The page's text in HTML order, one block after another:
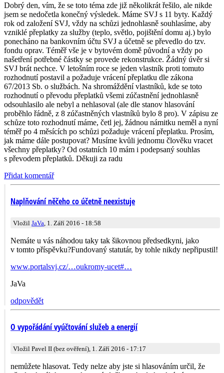
Dobrý den, vím, že se toto téma zde již několikrát řešilo, ale nikde
jsem se nedočetla konečný výsledek. Máme SVJ s 11 byty. Každý
rok od založení SVJ, vždy na schůzi jednohlasně souhlasíme, aby
vzniklé přeplatky za služby (teplo, světlo, pojištění domu aj.) bylo
ponecháno na bankovním účtu SVJ a účetně se převedlo do tzv.
fondu oprav. Téměř vše je v bytovém domě původní a vždy po
našetření potřebné částky se provede rekonstrukce. Žádný úvěr si
SVJ brát nechce. V letošním roce se jeden vlastník proti tomuto
rozhodnutí postavil a požaduje vrácení přeplatku dle zákona
67/2013 Sb. o službách. Na shromáždění vlastníků, kde se toto
rozhodnutí o převodu přeplatků všemi zúčastnění jednohlasně
odsouhlasilo ale nebyl a nehlasoval (ale dle stanov hlasování
proběhlo řádně, z 8 zúčastněných vlastníků bylo 8 pro). V zápisu ze
schůze toto rozhodnutí máme, četl jej, žádnou námitku neměl a nyní
téměř po 4 měsících po schůzi požaduje vrácení přeplatku. Prosím,
jak máme dále postupovat? Musíme kvůli jednomu člověku vracet
všechny přeplatky? Od ostatních 10 mám i podepsaný souhlas
s převodem přeplatků. Děkuji za radu
Přidat komentář
Naplňování něčeho co účetně neexistuje
Vložil JaVa, 1. Září 2016 - 18:58
Nemáte u vás náhodou taky tak šikovnou předsedkyni, jako
v tomto příspěvku?Fundovaný statutár, by tohle nikdy nepřipustil!
www.portalsvj.cz/…oukromy-ucet#…
JaVa
odpovědět
O vypořádání vyúčtování služeb a energií
Vložil Pavel II (bez ověření), 1. Září 2016 - 17:17
nemůžete hlasovat. Tedy nelze aby jste si hlasováním určil, že